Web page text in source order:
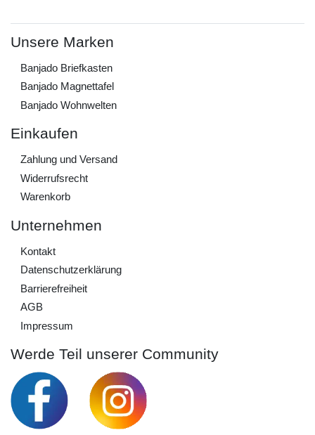
Unsere Marken
Banjado Briefkasten
Banjado Magnettafel
Banjado Wohnwelten
Einkaufen
Zahlung und Versand
Widerrufs­recht
Warenkorb
Unternehmen
Kontakt
Daten­schutz­erklärung
Barrierefreiheit
AGB
Impressum
Werde Teil unserer Community